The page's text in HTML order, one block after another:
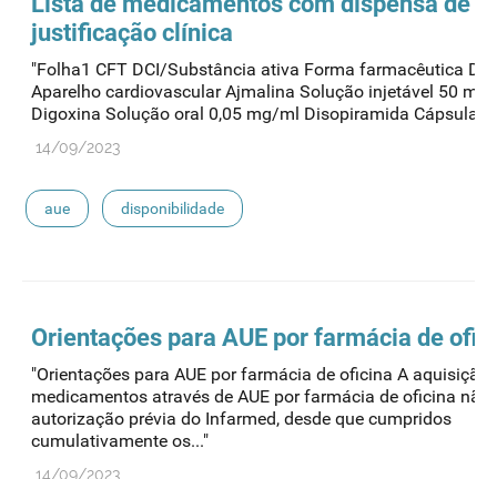
justificação clínica
"Folha1 CFT DCI/Substância ativa Forma farmacêutica
Aparelho cardiovascular Ajmalina Solução injetável 50
Digoxina Solução oral 0,05 mg/ml Disopiramida Cápsula
14/09/2023
aue disponibilidade
Orientações para AUE por farmácia de
"Orientações para AUE por farmácia de oficina A aquisição
medicamentos através de AUE por farmácia de oficina não
autorização prévia do Infarmed, desde que cumpridos
cumulativamente os..."
14/09/2023